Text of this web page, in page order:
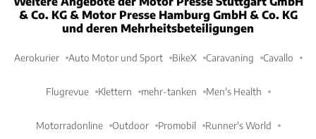
& Co. KG & Motor Presse Hamburg GmbH & Co. KG
und deren Mehrheitsbeteiligungen
Aerokurier Auto Motor und Sport BikeX Caravaning Cavallo
Flugrevue Klettern mehr-tanken Men's Health
Motorradonline Outdoor Promobil Runner's World